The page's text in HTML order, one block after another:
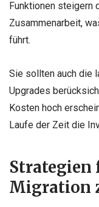
Funktionen steigern
Zusammenarbeit,
führt.
Sie sollten auch die
Upgrades
Kosten hoch
Laufe der Zeit die
Strategien
Migration